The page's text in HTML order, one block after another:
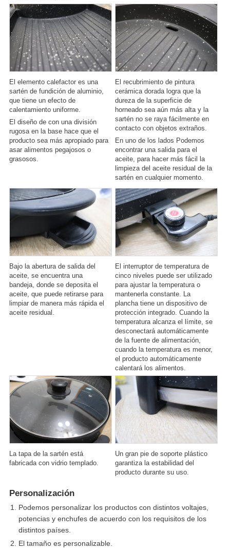
El elemento calefactor es una
sartén de fundición de aluminio,
que tiene un efecto de
calentamiento uniforme.
El diseño de con una división
rugosa en la base hace que el
producto sea más apropiado para
asar alimentos pegajosos o
grasosos.
El recubrimiento de pintura
cerámica dorada logra que la
dureza de la superficie de
horneado sea aún más alta y la
sartén no se raya fácilmente en
contacto con objetos extraños.
En uno de los lados Podemos
encontrar una salida para el
aceite, para hacer más fácil la
limpieza del aceite residual de la
sartén en cualquier momento.
Bajo la abertura de salida del
aceite, se encuentra una
bandeja, donde se deposita el
aceite, que puede retirarse para
limpiar de manera más rápida el
aceite residual.
El interruptor de temperatura de
cinco niveles puede ser utilizado
para ajustar la temperatura o
mantenerla constante. La
plancha tiene un dispositivo de
protección integrado. Cuando la
temperatura alcanza el límite, se
desconectará automáticamente
de la fuente de alimentación,
cuando la temperatura es menor,
el producto automáticamente
calentará los alimentos.
La tapa de la sartén está
fabricada con vidrio templado.
Un gran pie de soporte plástico
garantiza la estabilidad del
producto durante su uso.
Personalización
Podemos personalizar los productos con distintos voltajes,
potencias y enchufes de acuerdo con los requisitos de los
distintos países.
El tamaño es personalizable.